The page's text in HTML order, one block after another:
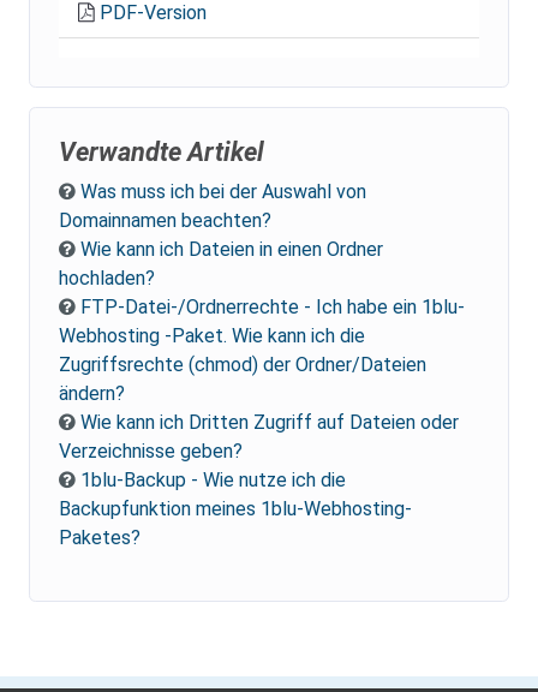
PDF-Version
Verwandte Artikel
Was muss ich bei der Auswahl von
Domainnamen beachten?
Wie kann ich Dateien in einen Ordner
hochladen?
FTP-Datei-/Ordnerrechte - Ich habe ein 1blu-
Webhosting -Paket. Wie kann ich die
Zugriffsrechte (chmod) der Ordner/Dateien
ändern?
Wie kann ich Dritten Zugriff auf Dateien oder
Verzeichnisse geben?
1blu-Backup - Wie nutze ich die
Backupfunktion meines 1blu-Webhosting-
Paketes?